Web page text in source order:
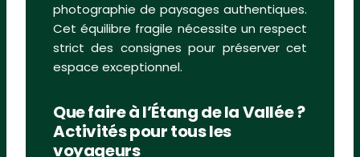
photographie de paysages authentiques.
Cet équilibre fragile nécessite un respect
strict des consignes pour préserver cet
espace exceptionnel.
Que faire à l’Étang de la Vallée ?
Activités pour tous les
voyageurs